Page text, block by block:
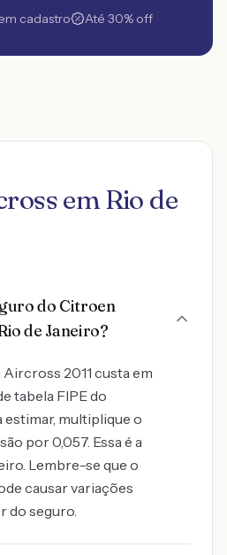
cadastro Até 30% off
em Rio de
do Citroen
de Janeiro?
2011 custa em
tabela FIPE do
estimar, multiplique o
por 0,057. Essa é a
Lembre-se que o
causar variações
do seguro.